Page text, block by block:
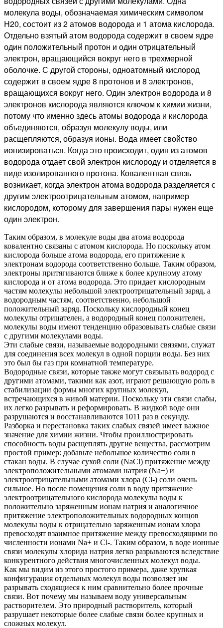
молекула воды, обозначаемая химическим символом
H20, состоит из 2 атомов водорода и 1 атома кислорода.
Отдельно взятый атом водорода содержит в своем ядре
один положительный протон и один отрицательный
электрон, вращающийся вокруг него в трехмерной
оболочке. С другой стороны, одноатомный кислород
содержит в своем ядре 8 протонов и 8 электронов,
вращающихся вокруг него. Один электрон водорода и 8
электронов кислорода являются ключом к химии жизни,
потому что именно здесь атомы водорода и кислорода
объединяются, образуя молекулу воды, или
расщепляются, образуя ионы. Вода имеет свойство
ионизироваться. Когда это происходит, один из атомов
водорода отдает свой электрон кислороду и отделяется в
виде изолированного протона. Ковалентная связь
возникает, когда электрон атома водорода разделяется с
другим электроотрицательным атомом, например
кислородом, которому для завершения пары нужен еще
один электрон.
Таким образом, в молекуле воды два атома водорода
ковалентно связаны с атомом кислорода. Но поскольку атом
кислорода больше атома водорода, его притяжение к
электронам водорода соответственно больше. Таким образом,
электроны притягиваются ближе к более крупному атому
кислорода и от атома водорода. Это придает кислородным
частям молекулы небольшой электроотрицательный заряд, а
водородным частям, соответственно, небольшой
положительный заряд. Поскольку кислородный конец
молекулы отрицателен, а водородный конец положителен,
молекулы воды имеют тенденцию образовывать слабые связи
с другими молекулами воды.
Эти слабые связи, называемые водородными связями, служат
для соединения всех молекул в одной порции воды. Без них
это был бы газ при комнатной температуре.
Водородные связи, которые также могут связывать водород с
другими атомами, такими как азот, играют решающую роль в
стабилизации формы многих крупных молекул,
встречающихся в живой материи. Поскольку эти связи слабы,
их легко разрывать и реформировать. В жидкой воде они
разрушаются и восстанавливаются 1011 раз в секунду.
Разборка и перестановка таких слабых связей имеет важное
значение для химии жизни. Чтобы проиллюстрировать
способность воды расщеплять другие вещества, рассмотрим
простой пример: добавьте небольшое количество соли в
стакан воды. В случае сухой соли (NaCl) притяжение между
электроположительными атомами натрия (Na+) и
электроотрицательными атомами хлора (Cl-) соли очень
сильное. Но после помещения соли в воду притяжение
электроотрицательного кислорода молекулы воды к
положительно заряженным ионам натрия и аналогичное
притяжение электроположительных водородных концов
молекулы воды к отрицательно заряженным ионам хлора
превосходят взаимное притяжение между превосходящими по
численности ионами Na+ и Cl-. Таким образом, в воде ионные
связи молекулы хлорида натрия легко разрываются вследствие
конкурентного действия многочисленных молекул воды.
Как мы видим из этого простого примера, даже хрупкая
конфигурация отдельных молекул воды позволяет им
разрывать сходящиеся к ним сравнительно более прочные
связи. Вот почему мы называем воду универсальным
растворителем. Это природный растворитель, который
разрушает некоторые более слабые связи более крупных и
сложных молекул.